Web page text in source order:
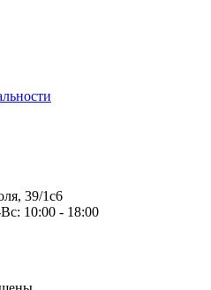
39/1с6
10:00 - 18:00